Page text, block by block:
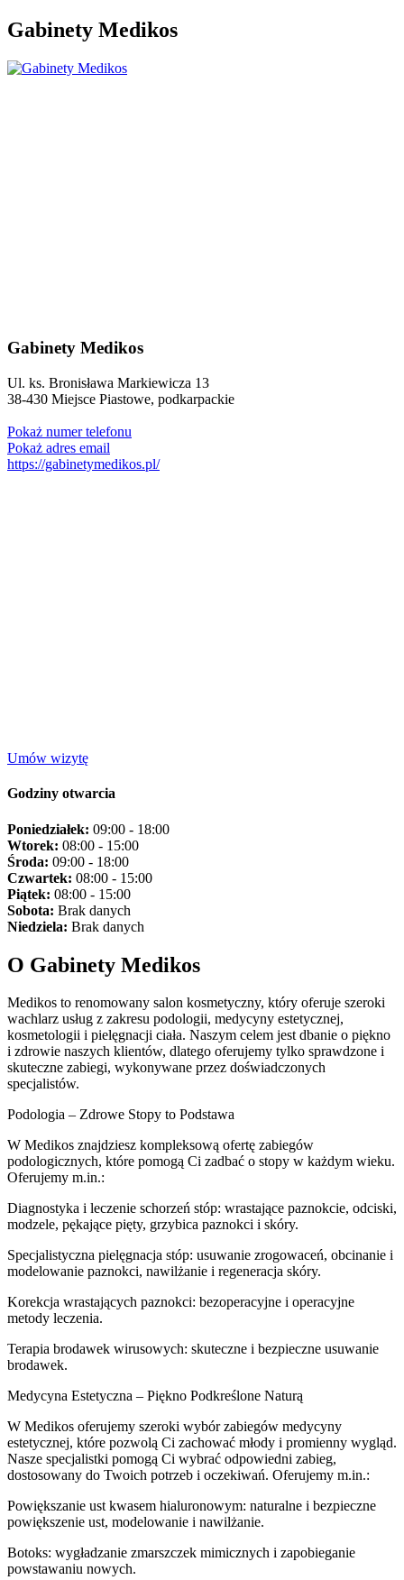
Gabinety Medikos
Gabinety Medikos
Ul. ks. Bronisława Markiewicza 13
38-430 Miejsce Piastowe, podkarpackie
Pokaż numer telefonu
Pokaż adres email
https://gabinetymedikos.pl/
Umów wizytę
Godziny otwarcia
Poniedziałek: 09:00 - 18:00
Wtorek: 08:00 - 15:00
Środa: 09:00 - 18:00
Czwartek: 08:00 - 15:00
Piątek: 08:00 - 15:00
Sobota: Brak danych
Niedziela: Brak danych
O Gabinety Medikos
Medikos to renomowany salon kosmetyczny, który oferuje szeroki
wachlarz usług z zakresu podologii, medycyny estetycznej,
kosmetologii i pielęgnacji ciała. Naszym celem jest dbanie o piękno
i zdrowie naszych klientów, dlatego oferujemy tylko sprawdzone i
skuteczne zabiegi, wykonywane przez doświadczonych
specjalistów.
Podologia – Zdrowe Stopy to Podstawa
W Medikos znajdziesz kompleksową ofertę zabiegów
podologicznych, które pomogą Ci zadbać o stopy w każdym wieku.
Oferujemy m.in.:
Diagnostyka i leczenie schorzeń stóp: wrastające paznokcie, odciski,
modzele, pękające pięty, grzybica paznokci i skóry.
Specjalistyczna pielęgnacja stóp: usuwanie zrogowaceń, obcinanie i
modelowanie paznokci, nawilżanie i regeneracja skóry.
Korekcja wrastających paznokci: bezoperacyjne i operacyjne
metody leczenia.
Terapia brodawek wirusowych: skuteczne i bezpieczne usuwanie
brodawek.
Medycyna Estetyczna – Piękno Podkreślone Naturą
W Medikos oferujemy szeroki wybór zabiegów medycyny
estetycznej, które pozwolą Ci zachować młody i promienny wygląd.
Nasze specjalistki pomogą Ci wybrać odpowiedni zabieg,
dostosowany do Twoich potrzeb i oczekiwań. Oferujemy m.in.:
Powiększanie ust kwasem hialuronowym: naturalne i bezpieczne
powiększenie ust, modelowanie i nawilżanie.
Botoks: wygładzanie zmarszczek mimicznych i zapobieganie
powstawaniu nowych.